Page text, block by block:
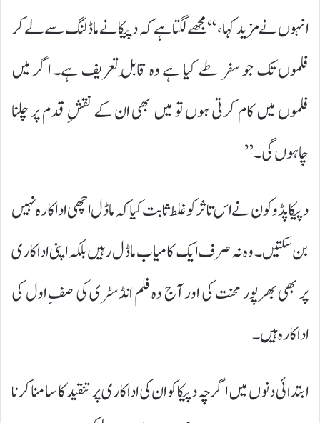
انہوں نے مزید کہا، “مجھے لگتا ہے کہ دپیکا نے ماڈلنگ سے لے کر
فلموں تک جو سفر طے کیا ہے وہ قابلِ تعریف ہے۔ اگر میں
فلموں میں کام کرتی ہوں تو میں بھی ان کے نقشِ قدم پر چلنا
چاہوں گی۔”
دپیکا پڈوکون نے اس تاثر کو غلط ثابت کیا کہ ماڈل اچھی اداکارہ نہیں
بن سکتیں۔ وہ نہ صرف ایک کامیاب ماڈل رہیں بلکہ اپنی اداکاری
پر بھی بھرپور محنت کی اور آج وہ فلم انڈسٹری کی صفِ اول کی
اداکارہ ہیں۔
ابتدائی دنوں میں اگرچہ دپیکا کو ان کی اداکاری پر تنقید کا سامنا کرنا